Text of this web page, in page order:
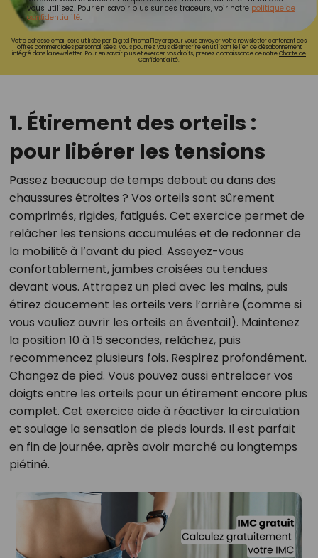
vous utilisez. Pour en savoir plus sur ces traceurs, voir notre politique de
confidentialité.
Votre adresse email sera utilisée par Digital Prisma Playerspour vous envoyer votre newsletter contenant des
offres commerciales personnalisées. Vous pourrez vous désinscrire en utilisant le lien de désabonnement
intégré dans la newsletter. Pour en savoir plus et exercer vos droits, prenez connaissance de notreCharte de
Confidentialité.
1. Étirement des orteils :
pour libérer les tensions
Passez beaucoup de temps debout ou dans des
chaussures étroites ? Vos orteils sont sûrement
comprimés, rigides, fatigués. Cet exercice permet de
relâcher les tensions accumulées et de redonner de
la mobilité à l’avant du pied. Asseyez-vous
confortablement, jambes croisées ou tendues
devant vous. Attrapez un pied avec les mains, puis
étirez doucement les orteils vers l’arrière (comme si
vous vouliez ouvrir les orteils en éventail). Maintenez
la position 10 à 15 secondes, relâchez, puis
recommencez plusieurs fois. Respirez profondément.
Changez de pied. Vous pouvez aussi entrelacer vos
doigts entre les orteils pour un étirement encore plus
complet. Cet exercice aide à réactiver la circulation
et soulage la sensation de pieds lourds. Il est parfait
en fin de journée, après avoir marché ou longtemps
piétiné.